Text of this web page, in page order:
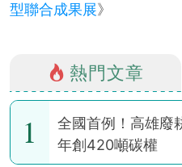
型聯合成果展》
熱門文章
1
全國首例！高雄廢
年創420噸碳權